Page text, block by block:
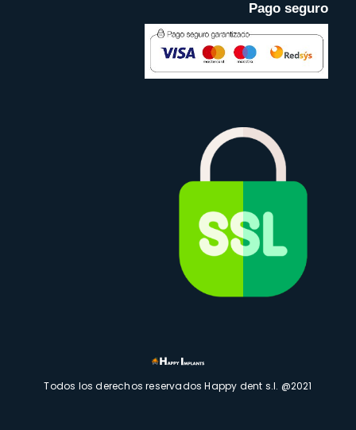
Pago seguro
Todos los derechos reservados Happy dent s.l. @2021